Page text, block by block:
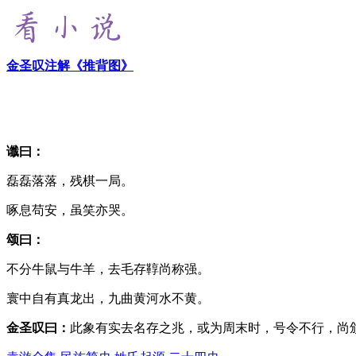
金圣叹注解《推背图》
谶曰：
磊磊落落，残棋一局。
啄息苟安，虽笑亦哭。
颂曰：
不分牛鼠与牛羊，去毛存鞟尚称强。
寰中自有真龙出，九曲黄河水不黄。
金圣叹曰： 此象有实去名存之兆，或为周末时，号令不行，尚